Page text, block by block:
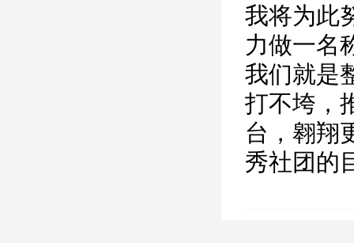
我将为此
力做一名
我们就是
打不垮，
台，翱翔
秀社团的